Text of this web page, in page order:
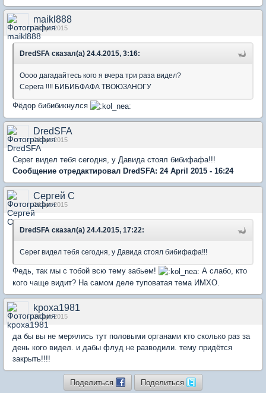
maikl888
24 Apr 2015
DredSFA сказал(а) 24.4.2015, 3:16:
Оооо дагадайтесь кого я вчера три раза видел?
Серега !!!! БИБИБФАФА ТВОЮЗАНОГУ
Фёдор бибибикнулся
DredSFA
24 Apr 2015
Серег видел тебя сегодня, у Давида стоял бибифафа!!!
Сообщение отредактировал DredSFA: 24 April 2015 - 16:24
Сергей С
24 Apr 2015
DredSFA сказал(а) 24.4.2015, 17:22:
Серег видел тебя сегодня, у Давида стоял бибифафа!!!
Федь, так мы с тобой всю тему забьем!
А слабо, кто
кого чаще видит? На самом деле туповатая тема ИМХО.
kpoxa1981
24 Apr 2015
да бы вы не мерялись тут половыми органами кто сколько раз за
день кого видел. и дабы флуд не разводили. тему придётся
закрыть!!!!
Поделиться Поделиться